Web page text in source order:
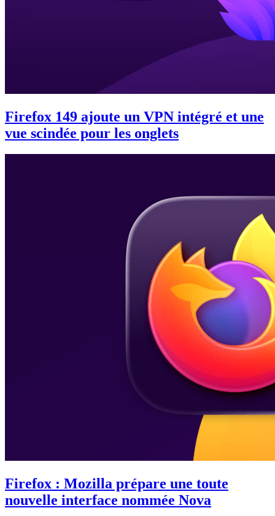
Firefox 149 ajoute un VPN intégré et une
vue scindée pour les onglets
Firefox : Mozilla prépare une toute
nouvelle interface nommée Nova